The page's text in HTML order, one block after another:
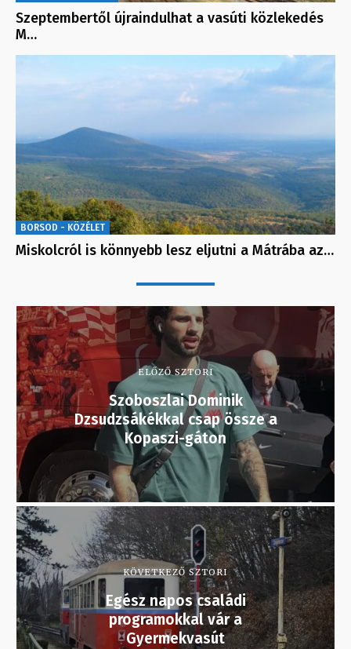
Szeptembertől újraindulhat a vasúti közlekedés
M…
BORSOD - KÖZÉLET
Miskolcról is könnyebb lesz eljutni a Mátrába az…
ELŐZŐ SZTORI
Szoboszlai Dominik
Dzsudzsákékkal csap össze a
Kopaszi-gáton
KÖVETKEZŐ SZTORI
Egész napos családi
programokkal vár a
Gyermekvasút